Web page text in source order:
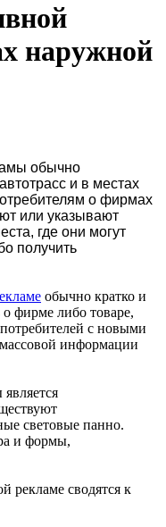
наружной
обычно
и в местах
о фирмах
или указывают
где они могут
получить
обычно кратко и
фирме либо товаре,
с новыми
информации
световые панно.
и формы,
рекламе сводятся к